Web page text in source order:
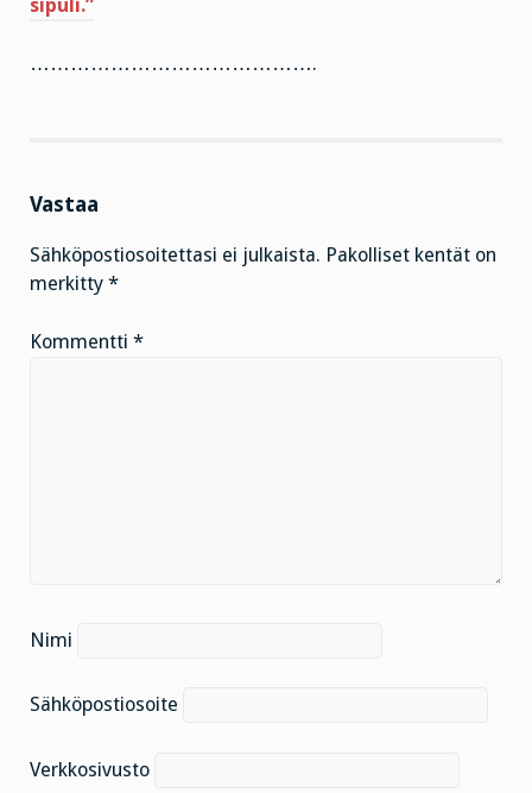
sipuli.”
…………………………………….
Vastaa
Sähköpostiosoitettasi ei julkaista. Pakolliset kentät on
merkitty *
Kommentti *
Nimi
Sähköpostiosoite
Verkkosivusto